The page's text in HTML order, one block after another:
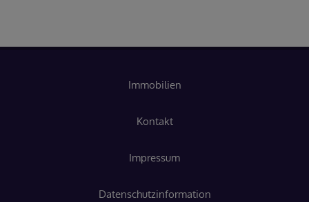
Immobilien
Kontakt
Impressum
Datenschutzinformation